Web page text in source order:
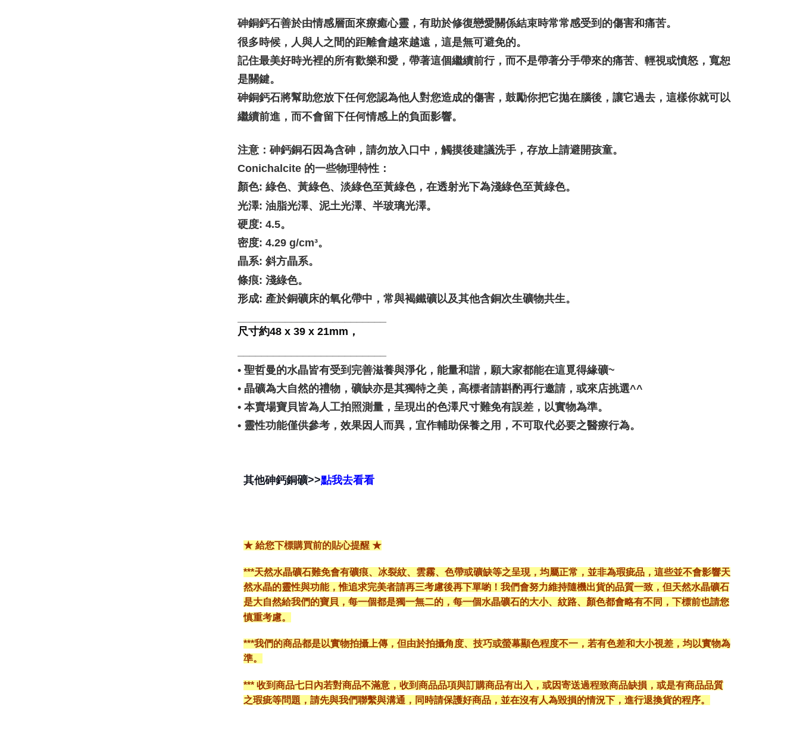
砷銅鈣石善於由情感層面來療癒心靈，有助於修復戀愛關係結束時常常感受到的傷害和痛苦。
很多時候，人與人之間的距離會越來越遠，這是無可避免的。
記住最美好時光裡的所有歡樂和愛，帶著這個繼續前行，而不是帶著分手帶來的痛苦、輕視或憤怒，寬恕
是關鍵。
砷銅鈣石將幫助您放下任何您認為他人對您造成的傷害，鼓勵你把它拋在腦後，讓它過去，這樣你就可以
繼續前進，而不會留下任何情感上的負面影響。
注意：砷鈣銅石因為含砷，請勿放入口中，觸摸後建議洗手，存放上請避開孩童。
Conichalcite 的一些物理特性：
顏色: 綠色、黃綠色、淡綠色至黃綠色，在透射光下為淺綠色至黃綠色。
光澤: 油脂光澤、泥土光澤、半玻璃光澤。
硬度: 4.5。
密度: 4.29 g/cm³。
晶系: 斜方晶系。
條痕: 淺綠色。
形成: 產於銅礦床的氧化帶中，常與褐鐵礦以及其他含銅次生礦物共生。
尺寸約48 x 39 x 21mm，
• 聖哲曼的水晶皆有受到完善滋養與淨化，能量和諧，願大家都能在這覓得緣礦~
• 晶礦為大自然的禮物，礦缺亦是其獨特之美，高標者請斟酌再行邀請，或來店挑選^^
• 本賣場寶貝皆為人工拍照測量，呈現出的色澤尺寸難免有誤差，以實物為準。
• 靈性功能僅供參考，效果因人而異，宜作輔助保養之用，不可取代必要之醫療行為。
其他砷鈣銅礦>>點我去看看
★ 給您下標購買前的貼心提醒 ★
***天然水晶礦石難免會有礦痕、冰裂紋、雲霧、色帶或礦缺等之呈現，均屬正常，並非為瑕疵品，這些並不會影響天
然水晶的靈性與功能，惟追求完美者請再三考慮後再下單喲！我們會努力維持隨機出貨的品質一致，但天然水晶礦石
是大自然給我們的寶貝，每一個都是獨一無二的，每一個水晶礦石的大小、紋路、顏色都會略有不同，下標前也請您
慎重考慮。
***我們的商品都是以實物拍攝上傳，但由於拍攝角度、技巧或螢幕顯色程度不一，若有色差和大小視差，均以實物為
準。
*** 收到商品七日內若對商品不滿意，收到商品品項與訂購商品有出入，或因寄送過程致商品缺損，或是有商品品質
之瑕疵等問題，請先與我們聯繫與溝通，同時請保護好商品，並在沒有人為毀損的情況下，進行退換貨的程序。